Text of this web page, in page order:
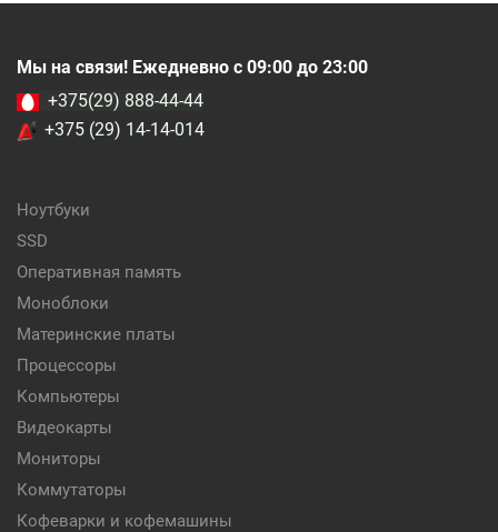
Мы на связи! Ежедневно с 09:00 до 23:00
+375(29) 888-44-44
+375 (29) 14-14-014
Ноутбуки
SSD
Оперативная память
Моноблоки
Материнские платы
Процессоры
Компьютеры
Видеокарты
Мониторы
Коммутаторы
Кофеварки и кофемашины